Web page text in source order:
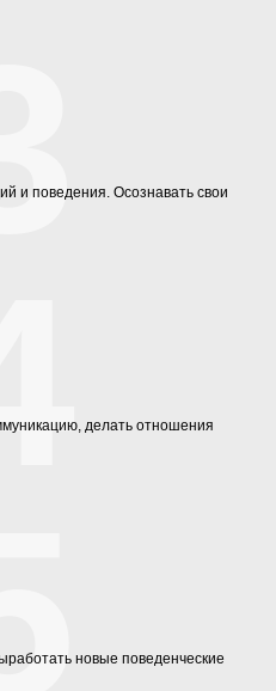
и поведения. Осознавать свои
делать отношения
новые поведенческие